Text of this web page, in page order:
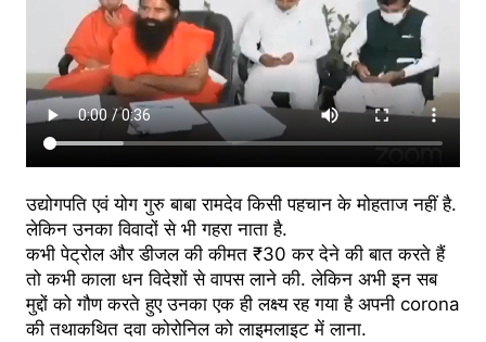
उद्योगपति एवं योग गुरु बाबा रामदेव किसी पहचान के मोहताज नहीं है.
लेकिन उनका विवादों से भी गहरा नाता है.
कभी पेट्रोल और डीजल की कीमत ₹30 कर देने की बात करते हैं
तो कभी काला धन विदेशों से वापस लाने की. लेकिन अभी इन सब
मुद्दों को गौण करते हुए उनका एक ही लक्ष्य रह गया है अपनी corona
की तथाकथित दवा कोरोनिल को लाइमलाइट में लाना.